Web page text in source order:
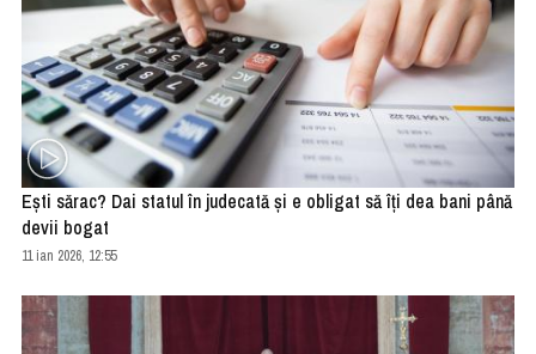
Eşti sărac? Dai statul în judecată şi e obligat să îţi dea bani până
devii bogat
11 ian 2026, 12:55